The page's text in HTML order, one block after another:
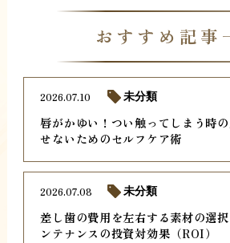
おすすめ記事
唇がかゆい！つい触ってしまう時
せないためのセルフケア術
2026.07.10 未分類
差し歯の費用を左右する素材の選
ンテナンスの投資対効果（ROI）
2026.07.08 未分類